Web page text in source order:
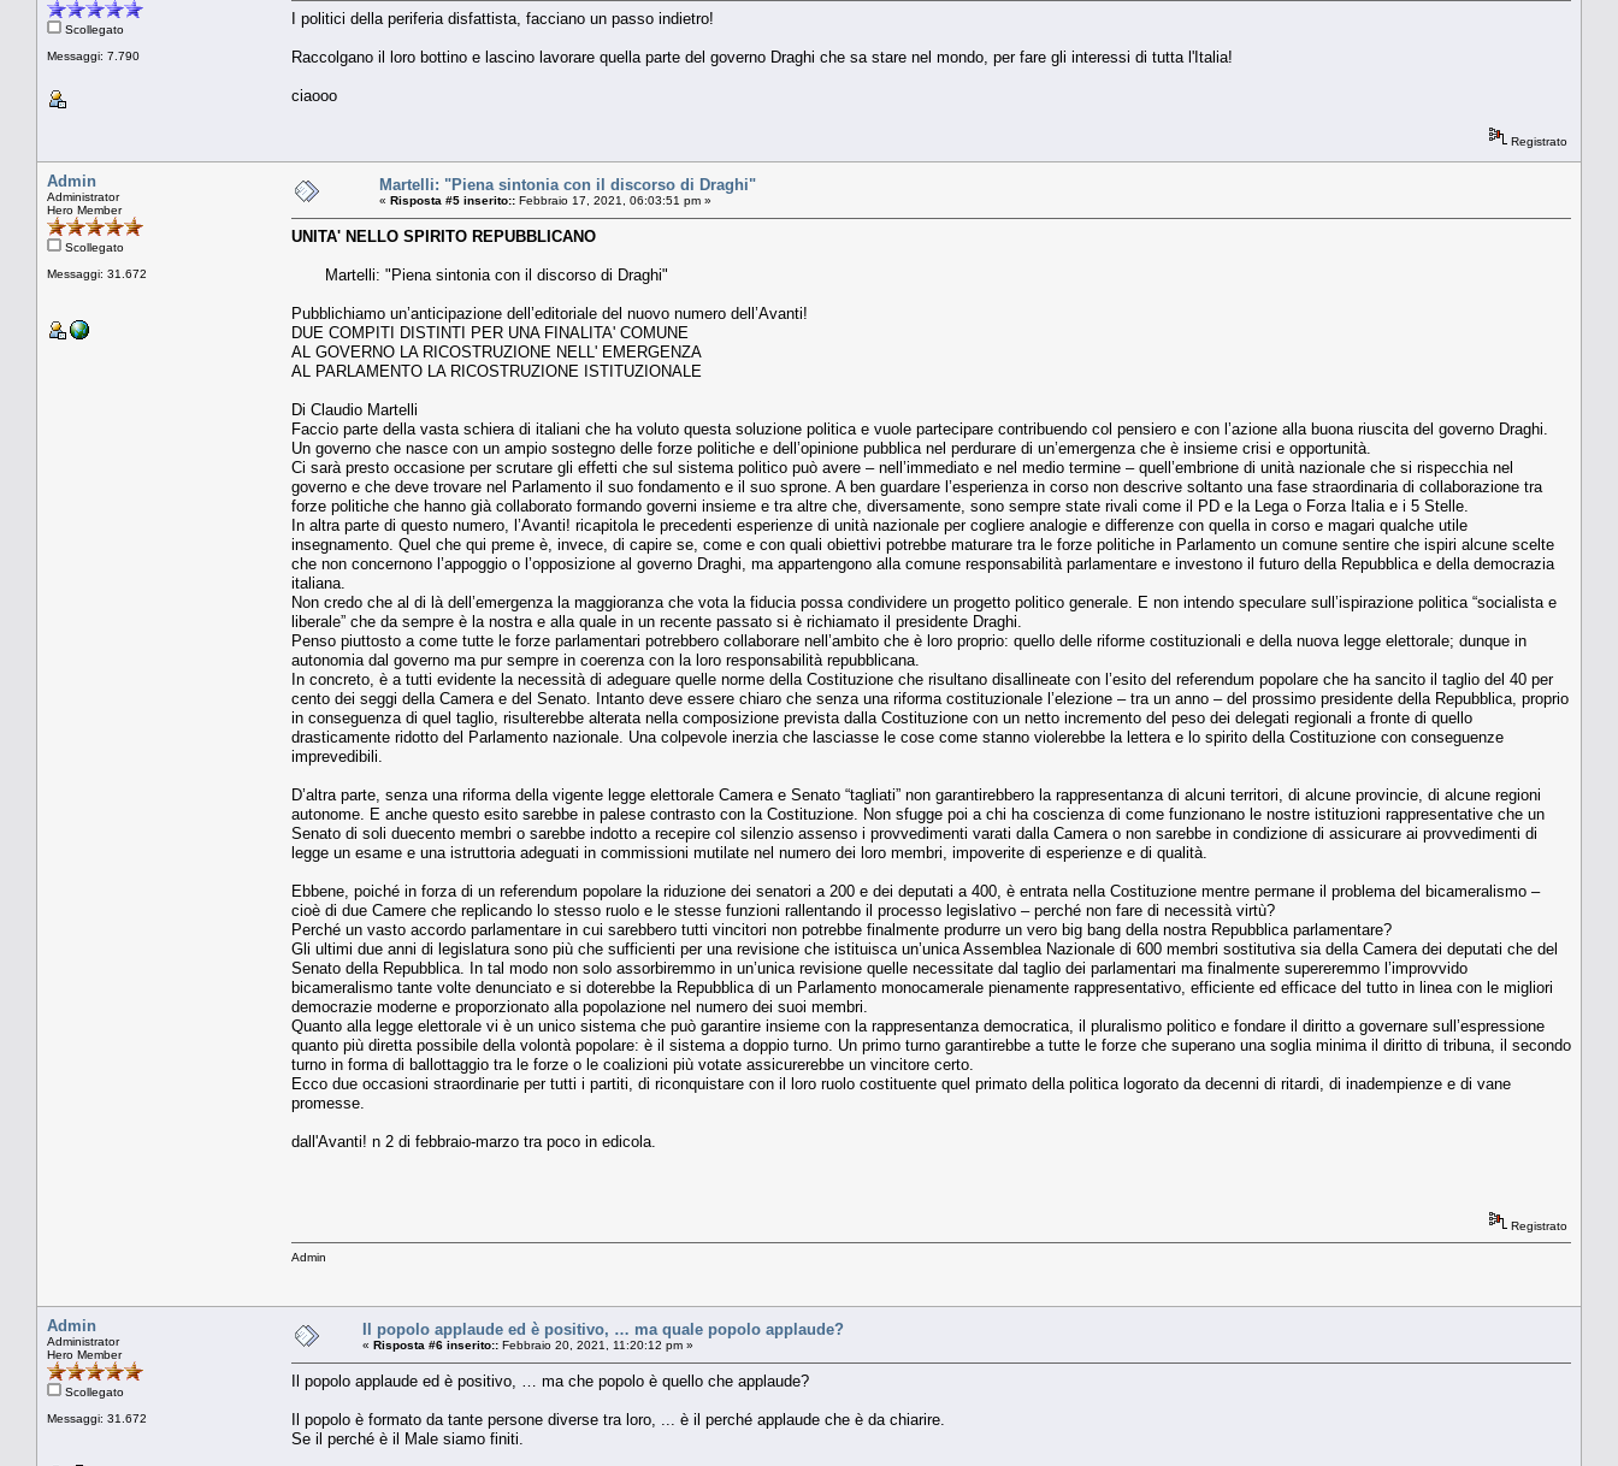
Scollegato
Messaggi: 7.790
I politici della periferia disfattista, facciano un passo indietro!
Raccolgano il loro bottino e lascino lavorare quella parte del governo Draghi che sa stare nel mondo, per fare gli interessi di tutta l'Italia!
ciaooo
Registrato
Admin
Administrator
Hero Member
Scollegato
Messaggi: 31.672
Martelli: "Piena sintonia con il discorso di Draghi"
« Risposta #5 inserito:: Febbraio 17, 2021, 06:03:51 pm »
UNITA' NELLO SPIRITO REPUBBLICANO
Martelli: "Piena sintonia con il discorso di Draghi"
Pubblichiamo un’anticipazione dell’editoriale del nuovo numero dell’Avanti!
DUE COMPITI DISTINTI PER UNA FINALITA' COMUNE
AL GOVERNO LA RICOSTRUZIONE NELL' EMERGENZA
AL PARLAMENTO LA RICOSTRUZIONE ISTITUZIONALE
Di Claudio Martelli
Faccio parte della vasta schiera di italiani che ha voluto questa soluzione politica e vuole partecipare contribuendo col pensiero e con l’azione alla buona riuscita del governo Draghi.
Un governo che nasce con un ampio sostegno delle forze politiche e dell’opinione pubblica nel perdurare di un’emergenza che è insieme crisi e opportunità.
Ci sarà presto occasione per scrutare gli effetti che sul sistema politico può avere – nell’immediato e nel medio termine – quell’embrione di unità nazionale che si rispecchia nel
governo e che deve trovare nel Parlamento il suo fondamento e il suo sprone. A ben guardare l’esperienza in corso non descrive soltanto una fase straordinaria di collaborazione tra
forze politiche che hanno già collaborato formando governi insieme e tra altre che, diversamente, sono sempre state rivali come il PD e la Lega o Forza Italia e i 5 Stelle.
In altra parte di questo numero, l’Avanti! ricapitola le precedenti esperienze di unità nazionale per cogliere analogie e differenze con quella in corso e magari qualche utile
insegnamento. Quel che qui preme è, invece, di capire se, come e con quali obiettivi potrebbe maturare tra le forze politiche in Parlamento un comune sentire che ispiri alcune scelte
che non concernono l’appoggio o l’opposizione al governo Draghi, ma appartengono alla comune responsabilità parlamentare e investono il futuro della Repubblica e della democrazia
italiana.
Non credo che al di là dell’emergenza la maggioranza che vota la fiducia possa condividere un progetto politico generale. E non intendo speculare sull’ispirazione politica “socialista e
liberale” che da sempre è la nostra e alla quale in un recente passato si è richiamato il presidente Draghi.
Penso piuttosto a come tutte le forze parlamentari potrebbero collaborare nell’ambito che è loro proprio: quello delle riforme costituzionali e della nuova legge elettorale; dunque in
autonomia dal governo ma pur sempre in coerenza con la loro responsabilità repubblicana.
In concreto, è a tutti evidente la necessità di adeguare quelle norme della Costituzione che risultano disallineate con l’esito del referendum popolare che ha sancito il taglio del 40 per
cento dei seggi della Camera e del Senato. Intanto deve essere chiaro che senza una riforma costituzionale l’elezione – tra un anno – del prossimo presidente della Repubblica, proprio
in conseguenza di quel taglio, risulterebbe alterata nella composizione prevista dalla Costituzione con un netto incremento del peso dei delegati regionali a fronte di quello
drasticamente ridotto del Parlamento nazionale. Una colpevole inerzia che lasciasse le cose come stanno violerebbe la lettera e lo spirito della Costituzione con conseguenze
imprevedibili.
D’altra parte, senza una riforma della vigente legge elettorale Camera e Senato “tagliati” non garantirebbero la rappresentanza di alcuni territori, di alcune provincie, di alcune regioni
autonome. E anche questo esito sarebbe in palese contrasto con la Costituzione. Non sfugge poi a chi ha coscienza di come funzionano le nostre istituzioni rappresentative che un
Senato di soli duecento membri o sarebbe indotto a recepire col silenzio assenso i provvedimenti varati dalla Camera o non sarebbe in condizione di assicurare ai provvedimenti di
legge un esame e una istruttoria adeguati in commissioni mutilate nel numero dei loro membri, impoverite di esperienze e di qualità.
Ebbene, poiché in forza di un referendum popolare la riduzione dei senatori a 200 e dei deputati a 400, è entrata nella Costituzione mentre permane il problema del bicameralismo –
cioè di due Camere che replicando lo stesso ruolo e le stesse funzioni rallentando il processo legislativo – perché non fare di necessità virtù?
Perché un vasto accordo parlamentare in cui sarebbero tutti vincitori non potrebbe finalmente produrre un vero big bang della nostra Repubblica parlamentare?
Gli ultimi due anni di legislatura sono più che sufficienti per una revisione che istituisca un’unica Assemblea Nazionale di 600 membri sostitutiva sia della Camera dei deputati che del
Senato della Repubblica. In tal modo non solo assorbiremmo in un’unica revisione quelle necessitate dal taglio dei parlamentari ma finalmente supereremmo l’improvvido
bicameralismo tante volte denunciato e si doterebbe la Repubblica di un Parlamento monocamerale pienamente rappresentativo, efficiente ed efficace del tutto in linea con le migliori
democrazie moderne e proporzionato alla popolazione nel numero dei suoi membri.
Quanto alla legge elettorale vi è un unico sistema che può garantire insieme con la rappresentanza democratica, il pluralismo politico e fondare il diritto a governare sull’espressione
quanto più diretta possibile della volontà popolare: è il sistema a doppio turno. Un primo turno garantirebbe a tutte le forze che superano una soglia minima il diritto di tribuna, il secondo
turno in forma di ballottaggio tra le forze o le coalizioni più votate assicurerebbe un vincitore certo.
Ecco due occasioni straordinarie per tutti i partiti, di riconquistare con il loro ruolo costituente quel primato della politica logorato da decenni di ritardi, di inadempienze e di vane
promesse.
dall'Avanti! n 2 di febbraio-marzo tra poco in edicola.
Registrato
Admin
Admin
Administrator
Hero Member
Scollegato
Messaggi: 31.672
Il popolo applaude ed è positivo, … ma quale popolo applaude?
« Risposta #6 inserito:: Febbraio 20, 2021, 11:20:12 pm »
Il popolo applaude ed è positivo, … ma che popolo è quello che applaude?
Il popolo è formato da tante persone diverse tra loro, ... è il perché applaude che è da chiarire.
Se il perché è il Male siamo finiti.